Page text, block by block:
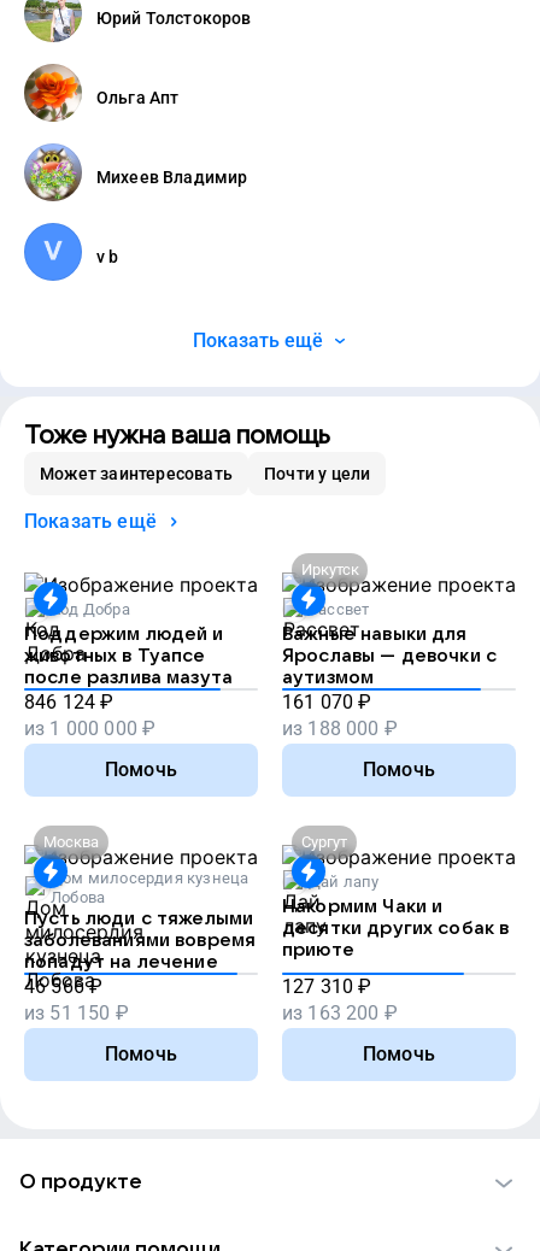
Юрий Толстокоров
Ольга Апт
Михеев Владимир
v b
Показать ещё
Тоже нужна ваша помощь
Может заинтересовать Почти у цели
Показать ещё
Код Добра
Поддержим людей и
животных в Туапсе
после разлива мазута
846 124 ₽
из 1 000 000 ₽
Помочь
Иркутск
Рассвет
Важные навыки для
Ярославы — девочки с
аутизмом
161 070 ₽
из 188 000 ₽
Помочь
Москва
Дом милосердия кузнеца
Лобова
Пусть люди с тяжелыми
заболеваниями вовремя
попадут на лечение
46 566 ₽
из 51 150 ₽
Помочь
Сургут
Дай лапу
Накормим Чаки и
десятки других собак в
приюте
127 310 ₽
из 163 200 ₽
Помочь
О продукте